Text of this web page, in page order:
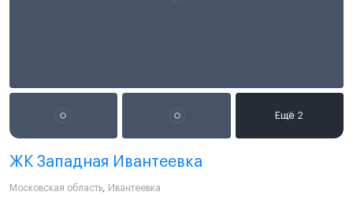
ЖК Западная Ивантеевка
Московская область, Ивантеевка